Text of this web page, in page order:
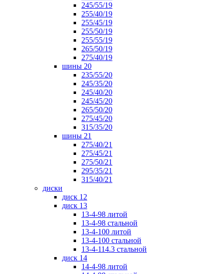
245/55/19
255/40/19
255/45/19
255/50/19
255/55/19
265/50/19
275/40/19
шины 20
235/55/20
245/35/20
245/40/20
245/45/20
265/50/20
275/45/20
315/35/20
шины 21
275/40/21
275/45/21
275/50/21
295/35/21
315/40/21
диски
диск 12
диск 13
13-4-98 литой
13-4-98 стальной
13-4-100 литой
13-4-100 стальной
13-4-114.3 стальной
диск 14
14-4-98 литой